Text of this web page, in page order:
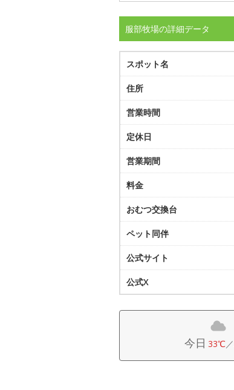
服部牧場の詳細データ
スポット名
住所
営業時間
定休日
営業期間
料金
おむつ交換台
ペット同伴
公式サイト
公式X
今日 33℃／